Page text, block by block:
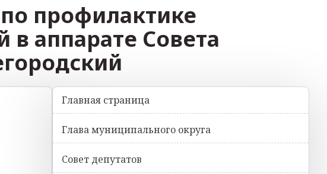
профилактике
аппарате Совета
Главная страница
Глава муниципального округа
Совет депутатов